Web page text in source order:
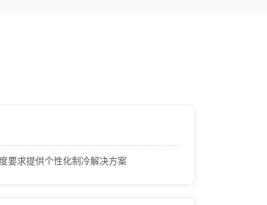
要求提供个性化制冷解决方案